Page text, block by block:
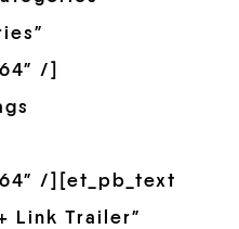
/]
/][et_pb_text
Link Trailer”